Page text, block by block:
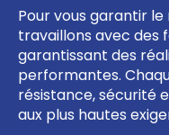
Pour vous garantir
travaillons avec des
garantissant des
performantes.
résistance, sécurité
aux plus hautes